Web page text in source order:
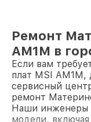
Ремонт
AM1M в
Если вам
плат MSI
сервисный
ремонт
Наши инженеры
модели,